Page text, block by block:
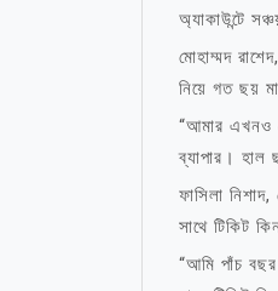
অ্যাকাউন্টে
মোহাম্মদ
নিয়ে গত ছয়
“আমার এখনও
ব্যাপার। হাল
ফাসিলা
সাথে টিকিট
“আমি পাঁচ